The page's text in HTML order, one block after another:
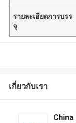
รายละเอียดการบรร
จุ
เกี่ยวกับเรา